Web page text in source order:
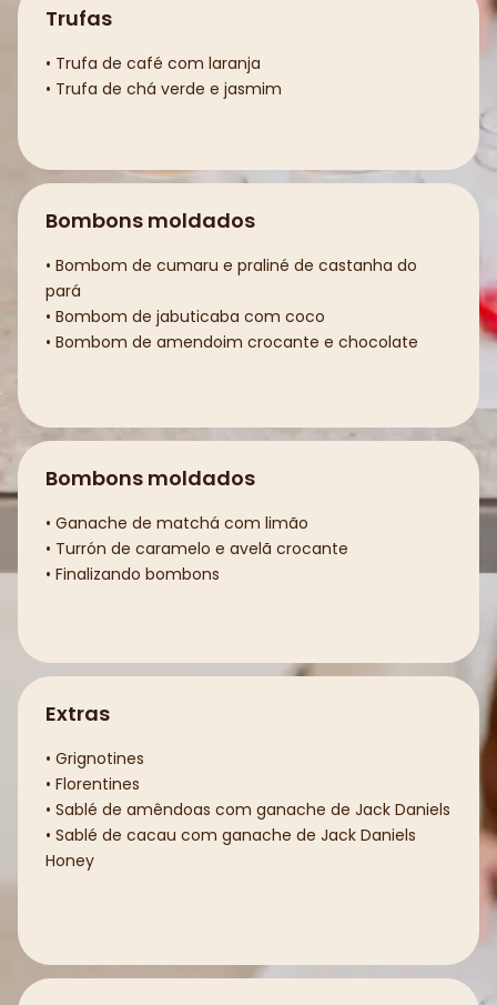
Trufas
• Trufa de café com laranja
• Trufa de chá verde e jasmim
Bombons moldados
• Bombom de cumaru e praliné de castanha do
pará
• Bombom de jabuticaba com coco
• Bombom de amendoim crocante e chocolate
Bombons moldados
• Ganache de matchá com limão
• Turrón de caramelo e avelã crocante
• Finalizando bombons
Extras
• Grignotines
• Florentines
• Sablé de amêndoas com ganache de Jack Daniels
• Sablé de cacau com ganache de Jack Daniels
Honey